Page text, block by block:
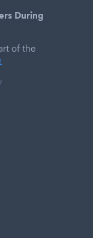
During
of the